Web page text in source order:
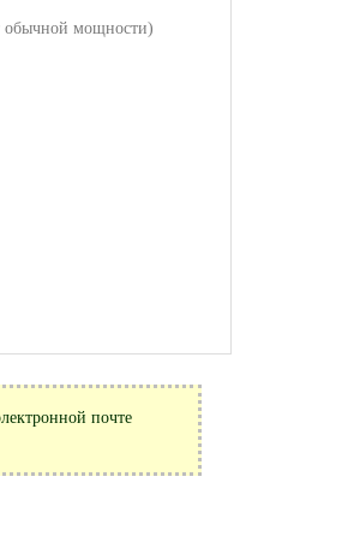
обычной мощности)
почте